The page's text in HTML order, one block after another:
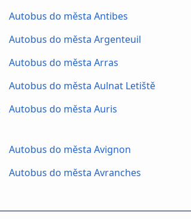
Autobus do města Antibes
Autobus do města Argenteuil
Autobus do města Arras
Autobus do města Aulnat Letiště
Autobus do města Auris
Autobus do města Avignon
Autobus do města Avranches